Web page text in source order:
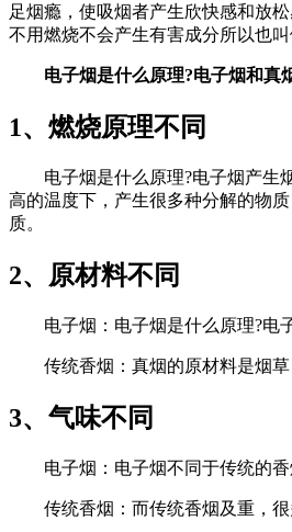
足烟瘾，使吸烟者产生欣快感和放
不用燃烧不会产生有害成分所以也叫
电子烟是什么原理?电子烟和真
1、燃烧原理不同
电子烟是什么原理?电子烟产生
高的温度下，产生很多种分解的物
质。
2、原材料不同
电子烟：电子烟是什么原理?电
传统香烟：真烟的原材料是烟
3、气味不同
电子烟：电子烟不同于传统的
传统香烟：而传统香烟及重，